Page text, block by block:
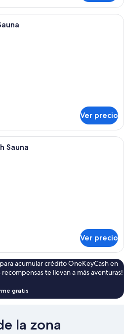
Habitación de hotel con dos camas,
Ver precio
Una habitación de hotel moderna
Sauna
Ver precio
acumular crédito OneKeyCash en
te llevan a más aventuras!
gratis
la zona